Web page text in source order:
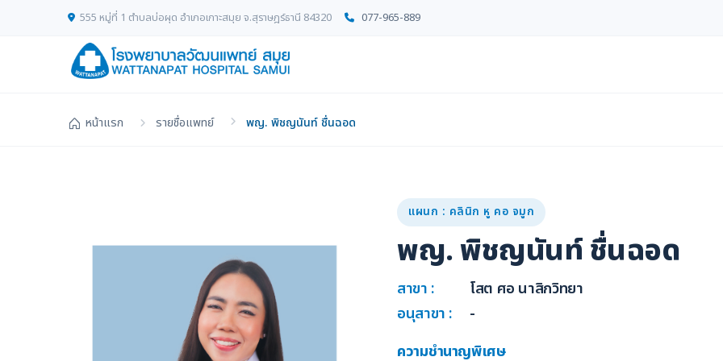
555 หมู่ที่ 1 ตำบลบ่อผุด อำเภอเกาะสมุย จ.สุราษฎร์ธานี 84320 077-965-889
หน้าแรก รายชื่อแพทย์ พญ. พิชญนันท์ ชื่นฉอด
แผนก : คลินิก หู คอ จมูก
พญ. พิชญนันท์ ชื่นฉอด
สาขา :
โสต ศอ นาสิกวิทยา
อนุสาขา :
-
ความชำนาญพิเศษ